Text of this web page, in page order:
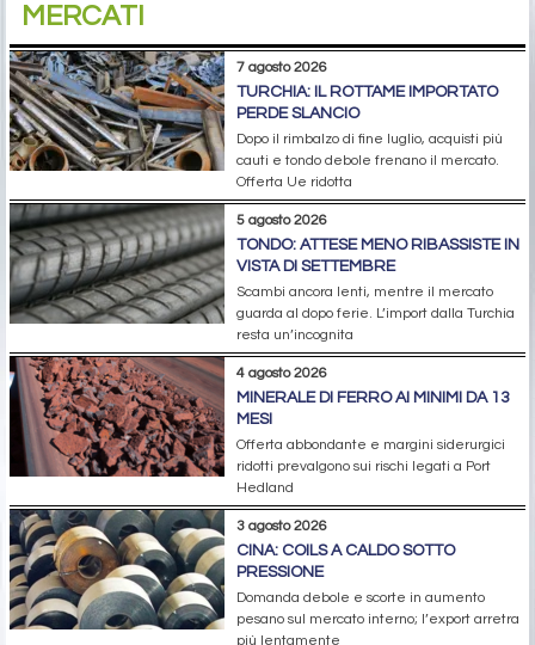
MERCATI
7 agosto 2026
TURCHIA: IL ROTTAME IMPORTATO
PERDE SLANCIO
Dopo il rimbalzo di fine luglio, acquisti più
cauti e tondo debole frenano il mercato.
Offerta Ue ridotta
5 agosto 2026
TONDO: ATTESE MENO RIBASSISTE IN
VISTA DI SETTEMBRE
Scambi ancora lenti, mentre il mercato
guarda al dopo ferie. L’import dalla Turchia
resta un’incognita
4 agosto 2026
MINERALE DI FERRO AI MINIMI DA 13
MESI
Offerta abbondante e margini siderurgici
ridotti prevalgono sui rischi legati a Port
Hedland
3 agosto 2026
CINA: COILS A CALDO SOTTO
PRESSIONE
Domanda debole e scorte in aumento
pesano sul mercato interno; l’export arretra
più lentamente